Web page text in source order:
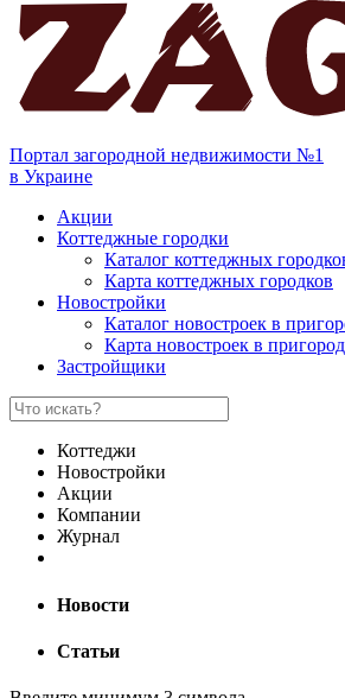
Портал загородной недвижимости №1
в Украине
Акции
Коттеджные городки
Каталог коттеджных
Карта коттеджных городков
Новостройки
Каталог новостроек в
Карта новостроек в
Застройщики
Коттеджи
Новостройки
Акции
Компании
Журнал
Новости
Статьи